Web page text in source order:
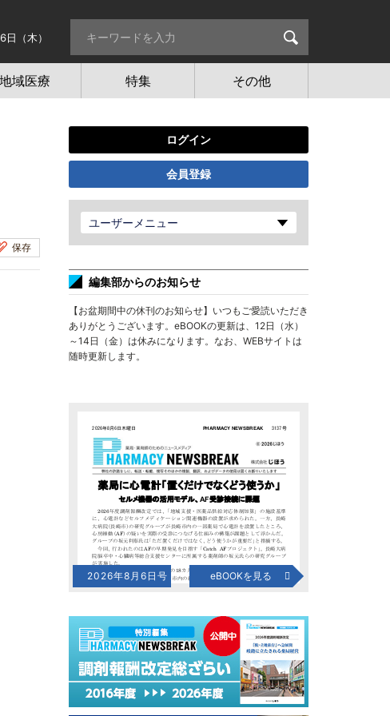
（木）
地域医療 特集 その他
保存
ログイン
会員登録
ユーザーメニュー
編集部からのお知らせ
【お盆期間中の休刊のお知らせ】いつもご愛読いただき
ありがとうございます。eBOOKの更新は、12日（水）
～14日（金）は休みになります。なお、WEBサイトは
随時更新します。
2026年8月6日号 eBOOKを見る